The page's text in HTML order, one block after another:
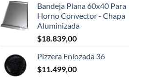
Bandeja Plana 60x40 Para
Horno Convector - Chapa
Aluminizada
$18.839,00
Pizzera Enlozada 36
$11.499,00